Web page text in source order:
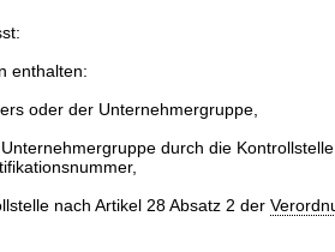
enthalten:
oder der Unternehmergruppe,
durch die Kontrollstelle
nach Artikel 28 Absatz 2 der